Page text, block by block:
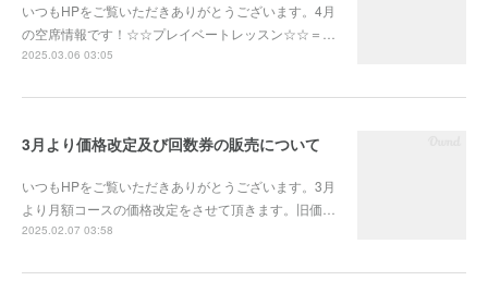
いつもHPをご覧いただきありがとうございます。4月
の空席情報です！☆☆プレイベートレッスン☆☆＝…
2025.03.06 03:05
3月より価格改定及び回数券の販売について
いつもHPをご覧いただきありがとうございます。3月
より月額コースの価格改定をさせて頂きます。旧価…
2025.02.07 03:58